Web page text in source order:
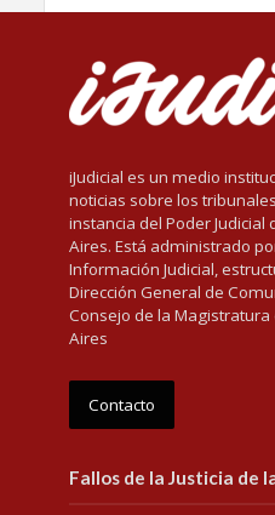
iJudicial es un medio
noticias sobre los
instancia del Poder Judicial
Aires. Está administrado
Información Judicial,
Dirección General de
Consejo de la
Aires
Contacto
Fallos de la Justicia de